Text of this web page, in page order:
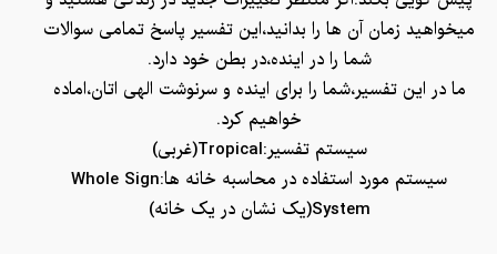
میخواهید زمان آن ها را بدانید،این تفسیر پاسخ تمامی سوالات
شما را در اینده،در بطن خود دارد.
ما در این تفسیر،شما را برای اینده و سرنوشت الهی اتان،اماده
خواهیم کرد.
سیستم تفسیر:Tropical(غربی)
سیستم مورد استفاده در محاسبه خانه ها:Whole Sign
System(یک نشان در یک خانه)